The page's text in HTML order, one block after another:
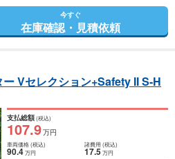
今すぐ
在庫確認・見積依頼
Vセレクション+Safety II S-H
支払総額(税込)
107.9万円
車両価格(税込)
90.4万円
諸費用 (税込)
17.5 万円